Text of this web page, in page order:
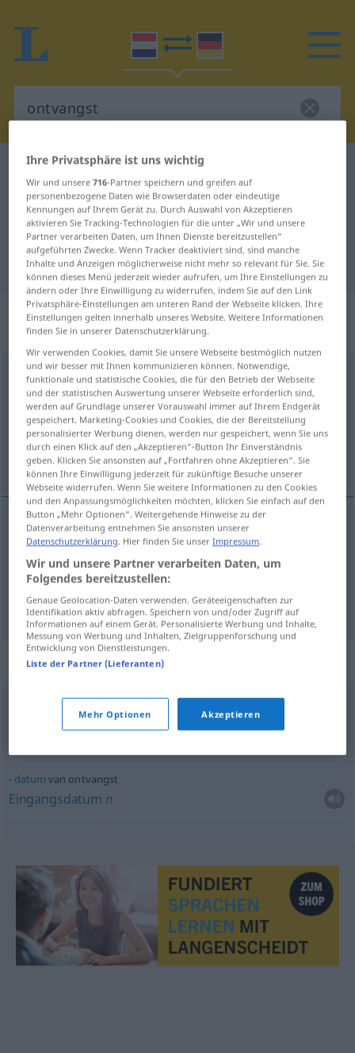
Niederländisch-Deutsch Wörterbuch
Niederländisch-Deutsch
Übersetzung für "ontvangst"
"ontvangst" Deutsch Übersetzung
„ontvangst“: zelfstandig
naamwoord
ontvangstsubst
Übersicht aller Übersetzungen
(Für mehr Details die Übersetzung anklicken/antippen)
Empfang, Geld-Einnahme
Empfangm ontvangst
(Geld-)Einnahmef ontvangst
Beispielsätze für "ontvangst"
van ontvangst
Empfangsbescheinigungf
datum van ontvangst
Eingangsdatum n
Ihre Privatsphäre ist uns wichtig
Wir und unsere716-Partner speichern und greifen auf
personenbezogene Daten wie Browserdaten oder eindeutige
Kennungen auf Ihrem Gerät zu. Durch Auswahl von Akzeptieren
aktivieren Sie Tracking-Technologien für die unter „Wir und unsere
Partner verarbeiten Daten, um Ihnen Dienste bereitzustellen“
aufgeführten Zwecke. Wenn Tracker deaktiviert sind, sind manche
Inhalte und Anzeigen möglicherweise nicht mehr so relevant für Sie. Sie
können dieses Menü jederzeit wieder aufrufen, um Ihre Einstellungen zu
ändern oder Ihre Einwilligung zu widerrufen, indem Sie auf den Link
Privatsphäre-Einstellungen am unteren Rand der Webseite klicken. Ihre
Einstellungen gelten innerhalb unseres Website. Weitere Informationen
finden Sie in unserer Datenschutzerklärung.
Wir verwenden Cookies, damit Sie unsere Webseite bestmöglich nutzen
und wir besser mit Ihnen kommunizieren können. Notwendige,
funktionale und statistische Cookies, die für den Betrieb der Webseite
und der statistischen Auswertung unserer Webseite erforderlich sind,
werden auf Grundlage unserer Vorauswahl immer auf Ihrem Endgerät
gespeichert. Marketing-Cookies und Cookies, die der Bereitstellung
personalisierter Werbung dienen, werden nur gespeichert, wenn Sie uns
durch einen Klick auf den „Akzeptieren“-Button Ihr Einverständnis
geben. Klicken Sie ansonsten auf „Fortfahren ohne Akzeptieren“. Sie
können Ihre Einwilligung jederzeit für zukünftige Besuche unserer
Webseite widerrufen. Wenn Sie weitere Informationen zu den Cookies
und den Anpassungsmöglichkeiten möchten, klicken Sie einfach auf den
Button „Mehr Optionen“. Weitergehende Hinweise zu der
Datenverarbeitung entnehmen Sie ansonsten unserer
Datenschutzerklärung. Hier finden Sie unserImpressum.
Wir und unsere Partner verarbeiten Daten, um
Folgendes bereitzustellen:
Genaue Geolocation-Daten verwenden. Geräteeigenschaften zur
Identifikation aktiv abfragen. Speichern von und/oder Zugriff auf
Informationen auf einem Gerät. Personalisierte Werbung und Inhalte,
Messung von Werbung und Inhalten, Zielgruppenforschung und
Entwicklung von Dienstleistungen.
Liste der Partner (Lieferanten)
Mehr Optionen Akzeptieren